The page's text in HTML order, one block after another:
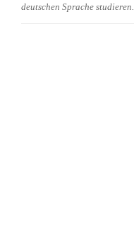
deutschen Sprache studieren.